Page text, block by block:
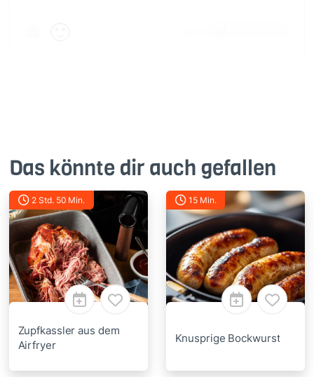
Das könnte dir auch gefallen
2 Std. 50 Min.
Zupfkassler aus dem
Airfryer
15 Min.
Knusprige Bockwurst